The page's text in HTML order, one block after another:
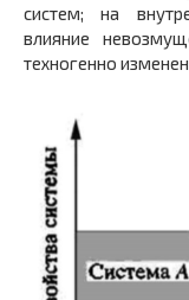
систем; на
влияние
техногенно